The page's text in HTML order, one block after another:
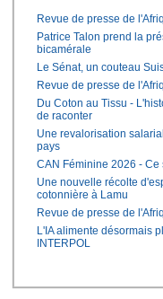
Revue de presse de
Patrice Talon prend la
bicamérale
Le Sénat, un couteau
Revue de presse de
Du Coton au Tissu -
de raconter
Une revalorisation
pays
CAN Féminine 2026 -
Une nouvelle récolte
cotonnière à Lamu
Revue de presse de
L'IA alimente désormais
INTERPOL